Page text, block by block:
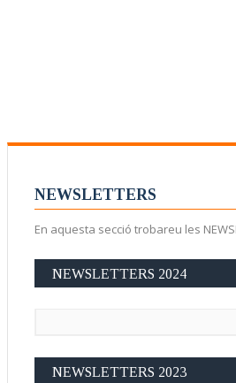
NEWSLETTERS
En aquesta secció trobareu les
NEWSLETTERS 2024
NEWSLETTERS 2023